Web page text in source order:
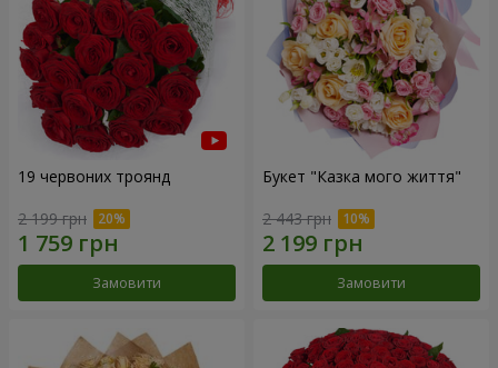
19 червоних троянд
2 199 грн
Замовити
Букет "Казка мого життя"
2 443 грн
Замовити